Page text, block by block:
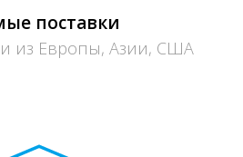
поставки
из Европы, Азии, США